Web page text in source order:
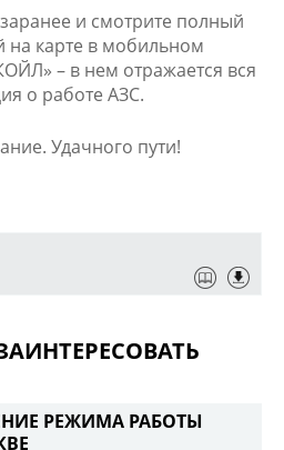
и смотрите полный
на карте в мобильном
– в нем отражается вся
о работе АЗС.​
Удачного пути!​
РЕЖИМА РАБОТЫ